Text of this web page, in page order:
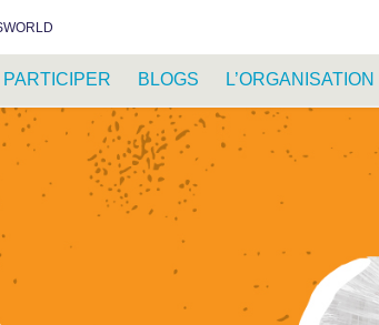
PARTICIPER BLOGS L’ORGANISATION